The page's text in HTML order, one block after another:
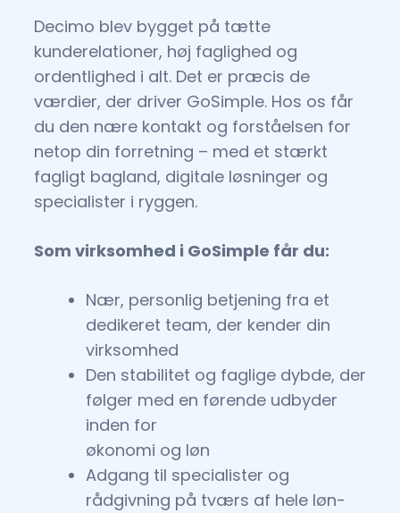
Decimo blev bygget på tætte
kunderelationer, høj faglighed og
ordentlighed i alt. Det er præcis de
værdier, der driver GoSimple. Hos os får
du den nære kontakt og forståelsen for
netop din forretning – med et stærkt
fagligt bagland, digitale løsninger og
specialister i ryggen.
Som virksomhed i GoSimple får du:
Nær, personlig betjening fra et
dedikeret team, der kender din
virksomhed
Den stabilitet og faglige dybde, der
følger med en førende udbyder
inden for
økonomi og løn
Adgang til specialister og
rådgivning på tværs af hele løn-